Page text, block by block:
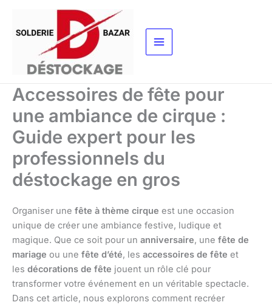
contenu
Accessoires de fête pour
une ambiance de cirque :
Guide expert pour les
professionnels du
déstockage en gros
Organiser une fête à thème cirque est une occasion
unique de créer une ambiance festive, ludique et
magique. Que ce soit pour un anniversaire, une fête de
mariage ou une fête d’été, les accessoires de fête et
les décorations de fête jouent un rôle clé pour
transformer votre événement en un véritable spectacle.
Dans cet article, nous explorons comment recréer